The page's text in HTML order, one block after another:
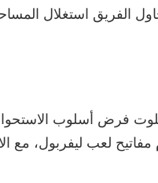
الفريق استغلال
فرض أسلوب
لعب ليفربول، مع